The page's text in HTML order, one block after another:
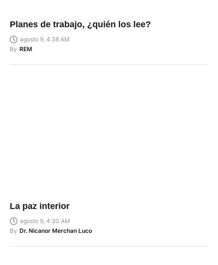
Planes de trabajo, ¿quién los lee?
agosto 9, 4:38 AM
By REM
La paz interior
agosto 9, 4:30 AM
By Dr. Nicanor Merchan Luco